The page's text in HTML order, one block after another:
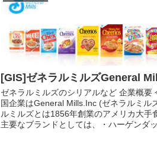
[GIS]ゼネラルミルズGeneral
ゼネラルミルズのシリアルなど 企業概要
国企業はGeneral Mills.Inc (ゼネラルミル
ルミルズとは1856年創業のアメリカ大手
主要なブランドとしては、・ハーゲンダ